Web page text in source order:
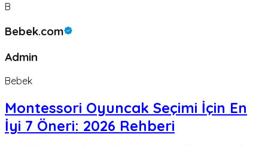
B
Bebek.com
Admin
Bebek
Montessori Oyuncak Seçimi İçin En
İyi 7 Öneri: 2026 Rehberi